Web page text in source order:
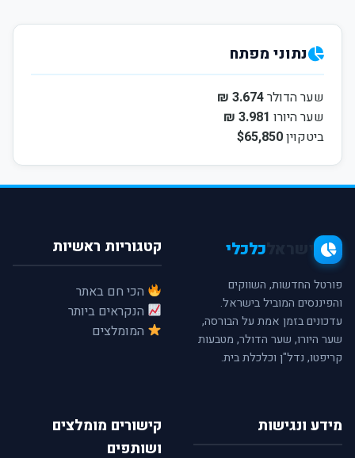
נתוני מפתח
שער הדולר3.674 ₪
שער היורו 3.981 ₪
ביטקוין$65,850
כלכלי
פורטל החדשות, השווקים
והפיננסים המוביל בישראל.
עדכונים בזמן אמת על הבורסה,
שער היורו, שער הדולר, מטבעות
קריפטו, נדל"ן וכלכלת בית.
קטגוריות ראשיות
הכי חם באתר
הנקראים ביותר
המומלצים
מידע ונגישות
קישורים מומלצים
ושותפים